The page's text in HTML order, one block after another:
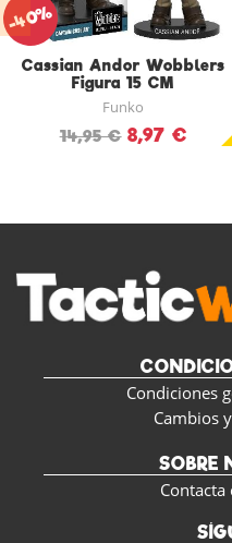
Cassian Andor Wobblers
Figura 15 CM
Funko
14,95 € 8,97 €
-40%
Condiciones
Cambios
SOBRE